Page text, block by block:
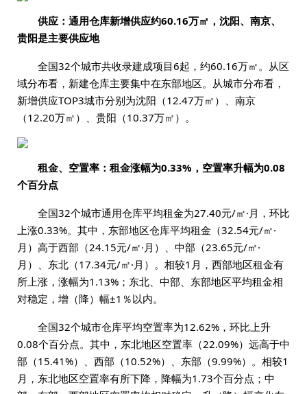
供应：通用仓库新增供应约60.16万㎡，沈阳、南京、
贵阳是主要供应地
全国32个城市共收录建成项目6起，约60.16万㎡。从区
域分布看，新建仓库主要集中在东部地区。从城市分布看，
新增供应TOP3城市分别为沈阳（12.47万㎡）、南京
（12.20万㎡）、贵阳（10.37万㎡）。
租金、空置率：租金涨幅为0.33%，空置率升幅为0.08
个百分点
全国32个城市通用仓库平均租金为27.40元/㎡·月，环比
上涨0.33%。其中，东部地区仓库平均租金（32.54元/㎡·
月）高于西部（24.15元/㎡·月）、中部（23.65元/㎡·
月）、东北（17.34元/㎡·月）。相较1月，西部地区租金有
所上涨，涨幅为1.13%；东北、中部、东部地区平均租金相
对稳定，增（降）幅±1％以内。
全国32个城市仓库平均空置率为12.62%，环比上升
0.08个百分点。其中，东北地区空置率（22.09%）远高于中
部（15.41%）、西部（10.52%）、东部（9.99%）。相较1
月，东北地区空置率有所下降，降幅为1.73个百分点；中